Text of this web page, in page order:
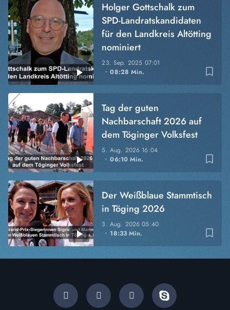
bookmark_border
23. Sep. 2025 07:01
08:28 Min.
Holger Gottschalk zum
SPD-Landratskandidaten
für den Landkreis Altötting
nominiert
bookmark_border
5. Aug. 2026 16:04
06:10 Min.
Tag der guten
Nachbarschaft 2026 auf
dem Töginger Volksfest
bookmark_border
3. Aug. 202605:40
18:33 Min.
Der Weißblaue Stammtisch
in Töging 2026